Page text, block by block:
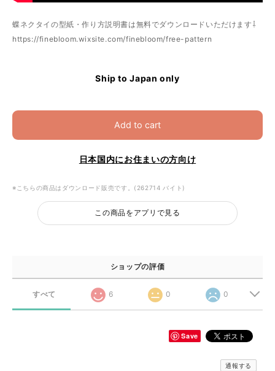
蝶ネクタイの型紙・作り方説明書は無料でダウンロードいただけます⇩
https://finebloom.wixsite.com/finebloom/free-pattern
Ship to Japan only
Add to cart
日本国内にお住まいの方向け
※こちらの商品はダウンロード販売です。(262714 バイト)
この商品をアプリで見る
ショップの評価
すべて 6 0 0
Save
通報する